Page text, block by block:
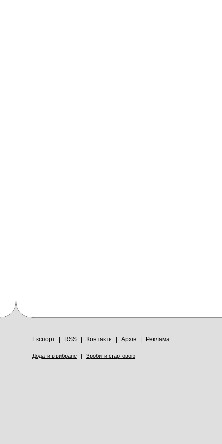
Експорт RSS Контакти Архів Реклама
Додати в вибране | Зробити стартовою